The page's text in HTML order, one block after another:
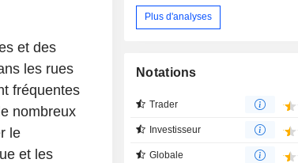
et des
les rues
fréquentes
nombreux
le
et les
Plus d'analyses
Notations
Trader
Investisseur
Globale